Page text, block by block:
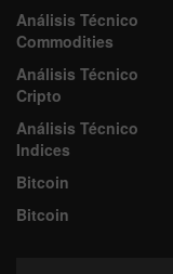
Análisis Técnico
Commodities
Análisis Técnico
Cripto
Análisis Técnico
Indices
Bitcoin
Bitcoin